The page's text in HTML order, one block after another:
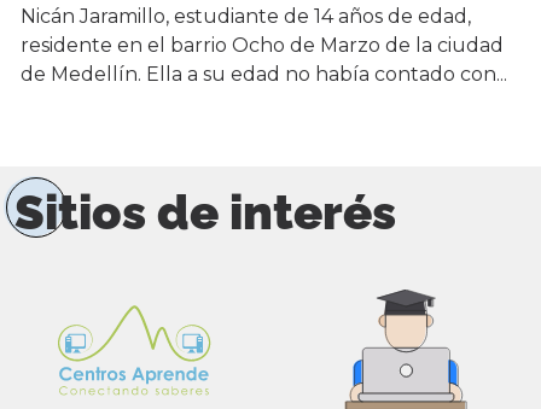
Nicán Jaramillo, estudiante de 14 años de edad,
residente en el barrio Ocho de Marzo de la ciudad
de Medellín. Ella a su edad no había contado con...
Sitios de interés